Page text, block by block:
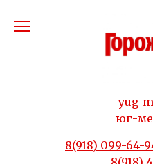
yug-
юг-
8(918) 099-64-